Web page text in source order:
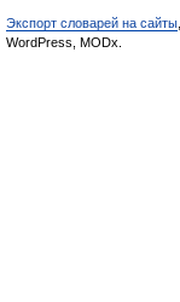
Экспорт словарей на сайты
WordPress, MODx.